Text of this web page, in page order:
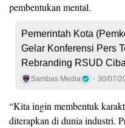
pembentukan mental.
Pemerintah Kota
Gelar Konferensi Pers
Rebranding RSUD
Sambas Media 30/07/
“Kita ingin membentuk
diterapkan di dunia industri.